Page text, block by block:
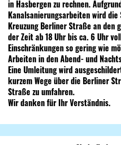
in Hasbergen zu rechnen.
Kanalsanierungsarbeiten wird
Kreuzung Berliner Straße an den
der Zeit ab 18 Uhr bis ca. 6 Uhr
Einschränkungen so gering wie
Arbeiten in den Abend- und
Eine Umleitung wird
kurzem Wege über die Berliner
Straße zu umfahren.
Wir danken für Ihr Verständnis.